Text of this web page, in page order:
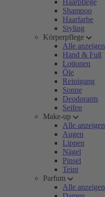
Haarpflege
Shampoo
Haarfarbe
Styling
Körperpflege
Alle anzeigen
Hand & Fuß
Lotionen
Öle
Reinigung
Sonne
Deodorants
Seifen
Make-up
Alle anzeigen
Augen
Lippen
Nägel
Pinsel
Teint
Parfum
Alle anzeigen